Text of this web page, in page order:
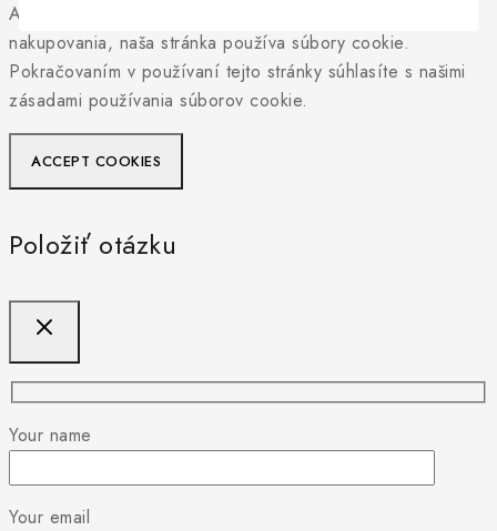
Aby sme vám mohli poskytnúť personalizovaný zážitok z
nakupovania, naša stránka používa súbory cookie.
Pokračovaním v používaní tejto stránky súhlasíte s našimi
zásadami používania súborov cookie.
ACCEPT COOKIES
Položiť otázku
Your name
Your email